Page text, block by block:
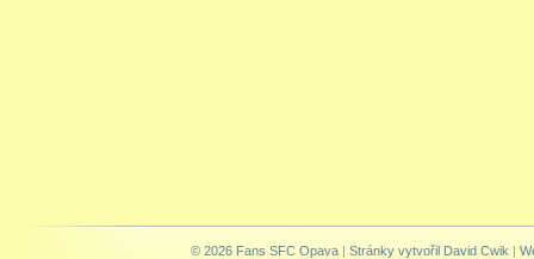
© 2026 Fans SFC Opava | Stránky vytvořil David Cwik |